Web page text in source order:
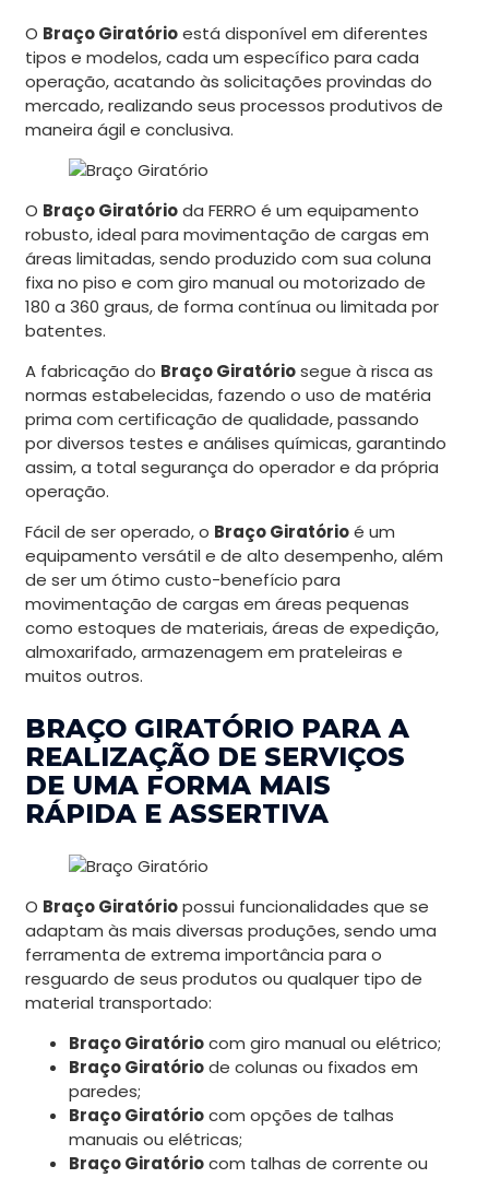
O Braço Giratórioestá disponível em diferentes
tipos e modelos, cada um específico para cada
operação, acatando às solicitações provindas do
mercado, realizando seus processos produtivos de
maneira ágil e conclusiva.
O Braço Giratórioda FERRO é um equipamento
robusto, ideal para movimentação de cargas em
áreas limitadas, sendo produzido com sua coluna
fixa no piso e com giro manual ou motorizado de
180 a 360 graus, de forma contínua ou limitada por
batentes.
A fabricação do Braço Giratóriosegue à risca as
normas estabelecidas, fazendo o uso de matéria
prima com certificação de qualidade, passando
por diversos testes e análises químicas, garantindo
assim, a total segurança do operador e da própria
operação.
Fácil de ser operado, o Braço Giratórioé um
equipamento versátil e de alto desempenho, além
de ser um ótimo custo-benefício para
movimentação de cargas em áreas pequenas
como estoques de materiais, áreas de expedição,
almoxarifado, armazenagem em prateleiras e
muitos outros.
BRAÇO GIRATÓRIO PARA A
REALIZAÇÃO DE SERVIÇOS
DE UMA FORMA MAIS
RÁPIDA E ASSERTIVA
O Braço Giratóriopossui funcionalidades que se
adaptam às mais diversas produções, sendo uma
ferramenta de extrema importância para o
resguardo de seus produtos ou qualquer tipo de
material transportado:
Braço Giratóriocom giro manual ou elétrico;
Braço Giratóriode colunas ou fixados em
paredes;
Braço Giratóriocom opções de talhas
manuais ou elétricas;
Braço Giratóriocom talhas de corrente ou